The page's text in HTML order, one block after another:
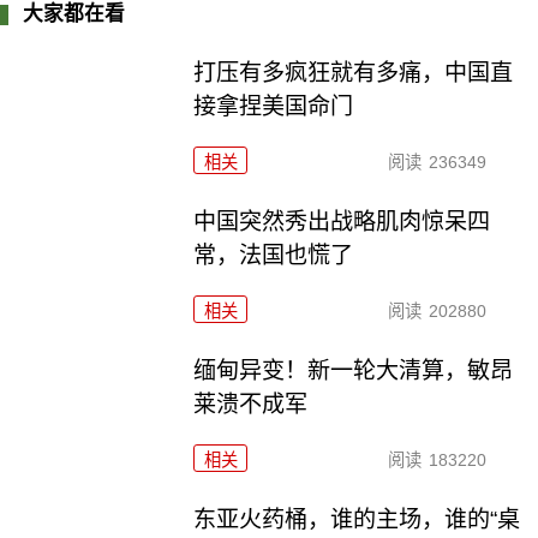
大家都在看
打压有多疯狂就有多痛，中国直
接拿捏美国命门
相关 阅读 236349
中国突然秀出战略肌肉惊呆四
常，法国也慌了
相关 阅读 202880
缅甸异变！新一轮大清算，敏昂
莱溃不成军
相关 阅读 183220
东亚火药桶，谁的主场，谁的“桌